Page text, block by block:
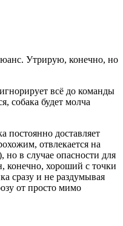
Утрирую, конечно, но
всё до команды
собака будет молча
постоянно доставляет
отвлекается на
но в случае опасности для
конечно, хороший с точки
сразу и не раздумывая
от просто мимо